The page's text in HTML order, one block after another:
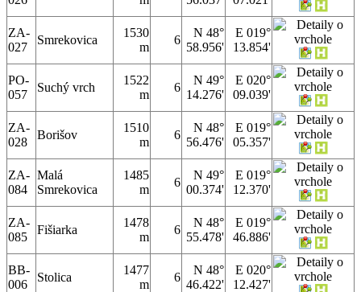
ZA-
027
Smrekovica
1530
m
6
N 48°
58.956'
E 019°
13.854'
PO-
057
Suchý vrch
1522
m
6
N 49°
14.276'
E 020°
09.039'
ZA-
028
Borišov
1510
m
6
N 48°
56.476'
E 019°
05.357'
ZA-
084
Malá
Smrekovica
1485
m
6
N 49°
00.374'
E 019°
12.370'
ZA-
085
Fišiarka
1478
m
6
N 48°
55.478'
E 019°
46.886'
BB-
006
Stolica
1477
m
6
N 48°
46.422'
E 020°
12.427'